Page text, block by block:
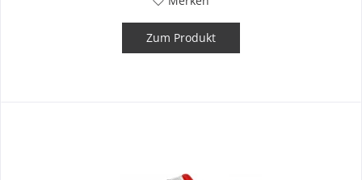
Zum Produkt